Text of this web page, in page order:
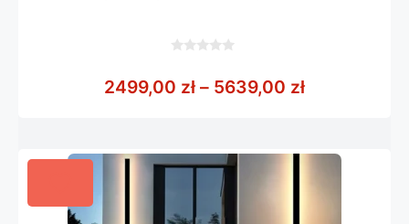
5
2499,00 zł – 5639,00 złZakres cen: